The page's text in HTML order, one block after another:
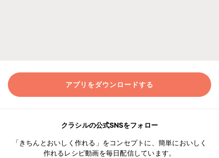
アプリをダウンロードする
クラシルの公式SNSをフォロー
「きちんとおいしく作れる」をコンセプトに、簡単においしく
作れるレシピ動画を毎日配信しています。